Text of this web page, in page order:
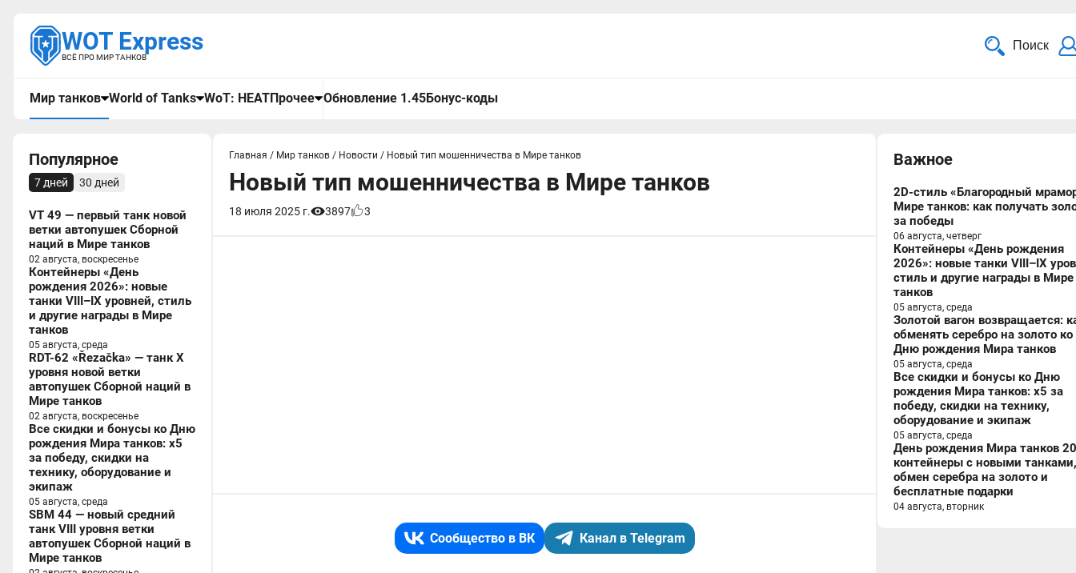
WOT Express
ВСЁ ПРО МИР ТАНКОВ
Поиск
Мир танков World of Tanks WoT: HEATПрочее Обновление 1.45Бонус-коды
Популярное
7 дней 30 дней
VT 49 — первый танк новой
ветки автопушек Сборной
наций в Мире танков
02 августа, воскресенье
Контейнеры «День
рождения 2026»: новые
танки VIII–IX уровней, стиль
и другие награды в Мире
танков
05 августа, среда
RDT-62 «Řezačka» — танк X
уровня новой ветки
автопушек Сборной наций в
Мире танков
02 августа, воскресенье
Все скидки и бонусы ко Дню
рождения Мира танков: x5
за победу, скидки на
технику, оборудование и
экипаж
05 августа, среда
SBM 44 — новый средний
танк VIII уровня ветки
автопушек Сборной наций в
Мире танков
Главная / Мир танков / Новости / Новый тип мошенничества в Мире танков
Новый тип мошенничества в Мире танков
18 июля 2025 г. 3897 3
Сообщество в ВК Канал в Telegram
Важное
2D-стиль «Благородный
Мире танков: как получать
за победы
06 августа, четверг
Контейнеры «День рождения
2026»: новые танки VIII–IX
стиль и другие награды в Мире
танков
05 августа, среда
Золотой вагон возвращается:
обменять серебро на золото ко
Дню рождения Мира танков
05 августа, среда
Все скидки и бонусы ко Дню
рождения Мира танков: x5 за
победу, скидки на технику,
оборудование и экипаж
05 августа, среда
День рождения Мира танков
контейнеры с новыми танками,
обмен серебра на золото и
бесплатные подарки
04 августа, вторник